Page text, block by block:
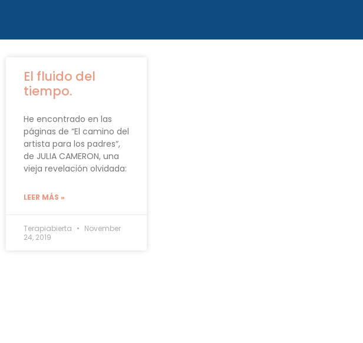
El fluido del
tiempo.
He encontrado en las
páginas de “El camino del
artista para los padres“,
de JULIA CAMERON, una
vieja revelación olvidada:
LEER MÁS »
Terapiabierta
November
24, 2019